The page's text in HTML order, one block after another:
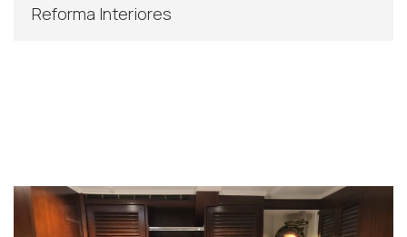
Reforma Interiores